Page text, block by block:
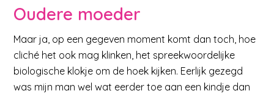
Oudere moeder
Maar ja, op een gegeven moment komt dan toch, hoe
cliché het ook mag klinken, het spreekwoordelijke
biologische klokje om de hoek kijken. Eerlijk gezegd
was mijn man wel wat eerder toe aan een kindje dan